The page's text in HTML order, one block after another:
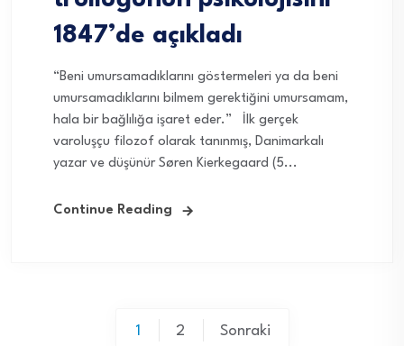
1847’de açıkladı
“Beni umursamadıklarını göstermeleri ya da beni
umursamadıklarını bilmem gerektiğini umursamam,
hala bir bağlılığa işaret eder.” İlk gerçek
varoluşçu filozof olarak tanınmış, Danimarkalı
yazar ve düşünür Søren Kierkegaard (5...
Continue Reading
1 2 Sonraki